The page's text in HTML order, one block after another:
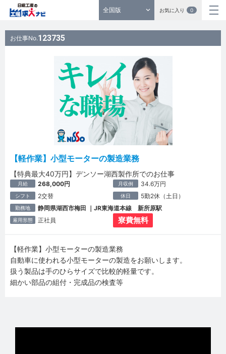
全国版 お気に入り 0
お仕事No.123735
【軽作業】小型モーターの製造業務
【特典最大40万円】デンソー湖西製作所でのお仕事
月給 268,000円 月収例 34.6万円
シフト 2交替 休日 5勤2休（土日）
勤務地 静岡県湖西市梅田 ｜JR東海道本線 新所原駅
雇用形態 正社員 寮費無料
【軽作業】小型モーターの製造業務
自動車に使われる小型モーターの製造をお願いします。
扱う製品は手のひらサイズで比較的軽量です。
細かい部品の組付・完成品の検査等